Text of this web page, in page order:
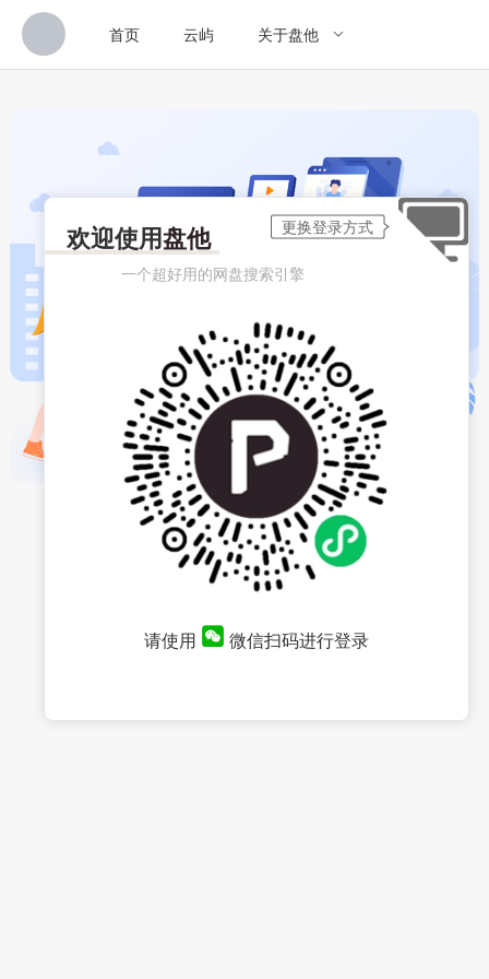
首页 云屿 关于盘他
欢迎使用盘他
一个超好用的网盘搜索引擎
请使用 微信扫码进行登录